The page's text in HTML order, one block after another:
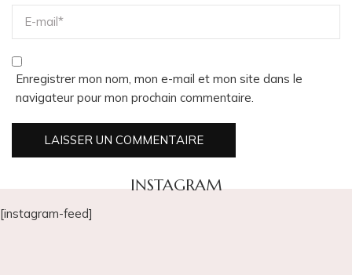
Enregistrer mon nom, mon e-mail et mon site dans le
navigateur pour mon prochain commentaire.
INSTAGRAM
[instagram-feed]